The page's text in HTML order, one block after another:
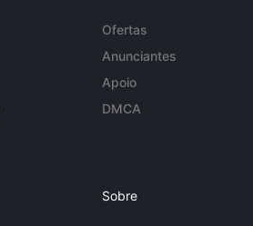
Ofertas
Anunciantes
Apoio
DMCA
Sobre